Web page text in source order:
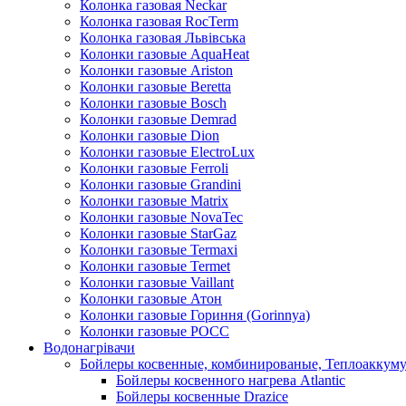
Колонка газовая Neckar
Колонка газовая RocTerm
Колонка газовая Львiвська
Колонки газовые AquaHeat
Колонки газовые Ariston
Колонки газовые Beretta
Колонки газовые Bosch
Колонки газовые Demrad
Колонки газовые Dion
Колонки газовые ElectroLux
Колонки газовые Ferroli
Колонки газовые Grandini
Колонки газовые Matrix
Колонки газовые NovaTec
Колонки газовые StarGaz
Колонки газовые Termaxi
Колонки газовые Termet
Колонки газовые Vaillant
Колонки газовые Атон
Колонки газовые Гориння (Gorinnya)
Колонки газовые РОСС
Водонагрівачи
Бойлеры косвенные, комбинированые,
Бойлеры косвенного нагрева Atlantic
Бойлеры косвенные Drazice